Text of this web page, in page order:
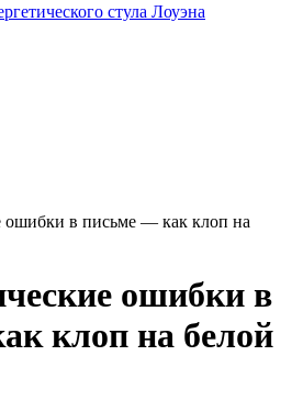
стула Лоуэна
ошибки в письме — как клоп на
ошибки в
клоп на белой